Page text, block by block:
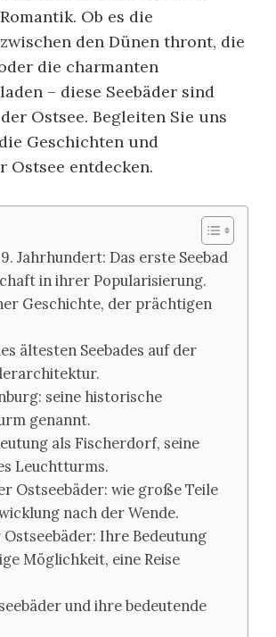
Ob es die
den Dünen thront, die
die charmanten
– diese Seebäder sind
Ostsee. Begleiten Sie uns
Geschichten und
Ostsee entdecken.
Jahrhundert: Das erste Seebad
in ihrer Popularisierung.
Geschichte, der prächtigen
ältesten Seebades auf der
seine historische
genannt.
als Fischerdorf, seine
Leuchtturms.
Ostseebäder: wie große Teile
nach der Wende.
Ihre Bedeutung
Möglichkeit, eine Reise
und ihre bedeutende